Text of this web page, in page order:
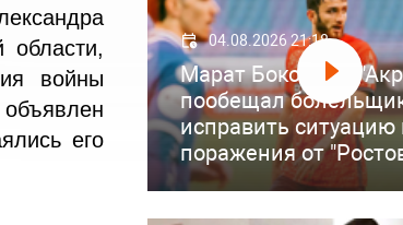
войны
его
04.08.2026 21:18
Марат Бокоев из
пообещал
исправить ситуацию
поражения от